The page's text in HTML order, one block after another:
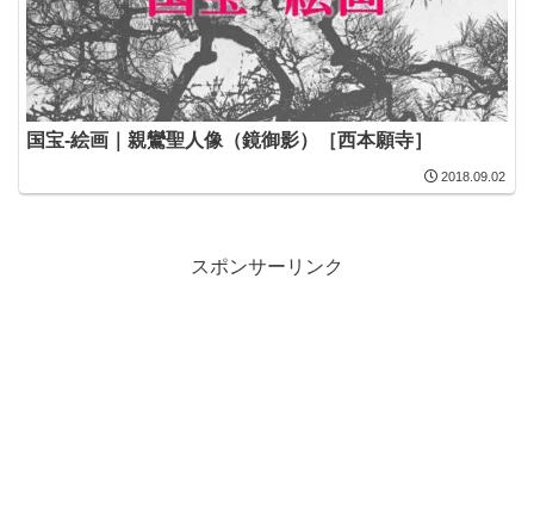
国宝-絵画｜親鸞聖人像（鏡御影）［西本願寺］
2018.09.02
スポンサーリンク